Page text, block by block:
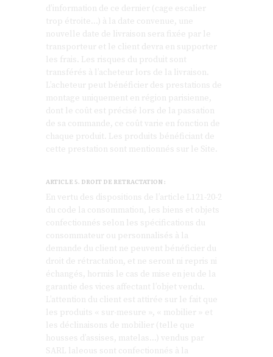
d’information de ce dernier (cage escalier
trop étroite…) à la date convenue, une
nouvelle date de livraison sera fixée par le
transporteur et le client devra en supporter
les frais. Les risques du produit sont
transférés à l’acheteur lors de la livraison.
L’acheteur peut bénéficier des prestations de
montage uniquement en région parisienne,
dont le coût est précisé lors de la passation
de sa commande, ce coût varie en fonction de
chaque produit. Les produits bénéficiant de
cette prestation sont mentionnés sur le Site.
ARTICLE 5. DROIT DE RETRACTATION :
En vertu des dispositions de l’article L121-20-2
du code la consommation, les biens et objets
confectionnés selon les spécifications du
consommateur ou personnalisés à la
demande du client ne peuvent bénéficier du
droit de rétractation, et ne seront ni repris ni
échangés, hormis le cas de mise en jeu de la
garantie des vices affectant l’objet vendu.
L’attention du client est attirée sur le fait que
les produits « sur-mesure », « mobilier » et
les déclinaisons de mobilier (telle que
housses d’assises, matelas…) vendus par
SARL laleous sont confectionnés à la